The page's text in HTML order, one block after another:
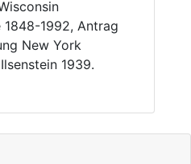
1992, Antrag
New York
1939.